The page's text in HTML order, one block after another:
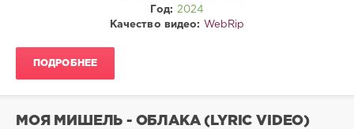
Год:
2024
Качество видео:
WebRip
ПОДРОБНЕЕ
МОЯ МИШЕЛЬ - ОБЛАКА (LYRIC VIDEO)